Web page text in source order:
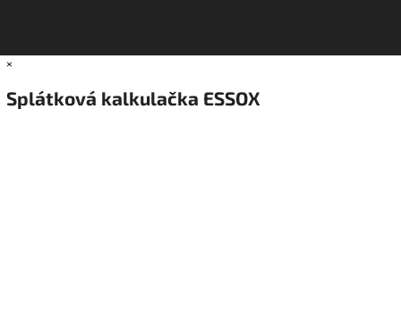
×
Splátková kalkulačka ESSOX